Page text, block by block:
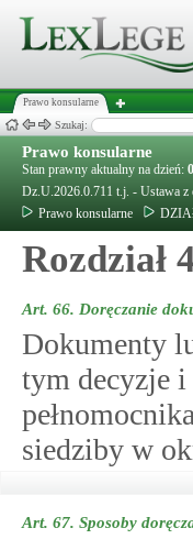
Prawo konsularne
Szukaj:
Prawo konsularne
Stan prawny aktualny na dzień:
Dz.U.2026.0.711 t.j. - Ustawa z
Prawo konsularne
Rozdział
Art. 66. Doręczanie
Dokumenty
tym decyzje i
siedziby w
Art. 67. Sposoby